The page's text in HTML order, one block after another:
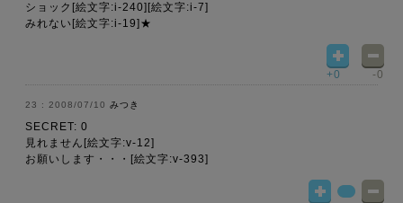
ショック[絵文字:i-240][絵文字:i-7]
みれない[絵文字:i-19]★
+0 -0
2008/07/10 みつき
SECRET: 0
見れません[絵文字:v-12]
お願いします・・・[絵文字:v-393]